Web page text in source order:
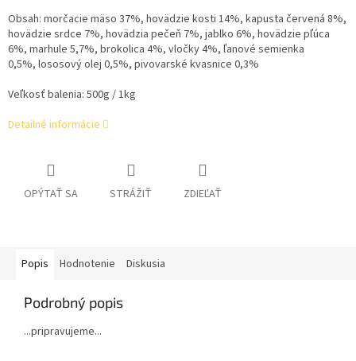
Obsah: morčacie mäso 37%, hovädzie kosti 14%, kapusta červená 8%,
hovädzie srdce 7%, hovädzia pečeň 7%, jablko 6%, hovädzie pľúca
6%, marhule 5,7%, brokolica 4%, vločky 4%, ľanové semienka
0,5%, lososový olej 0,5%, pivovarské kvasnice 0,3%
Veľkosť balenia: 500g / 1kg
Detailné informácie
OPÝTAŤ SA STRÁŽIŤ ZDIEĽAŤ
Popis Hodnotenie Diskusia
Podrobný popis
...pripravujeme...